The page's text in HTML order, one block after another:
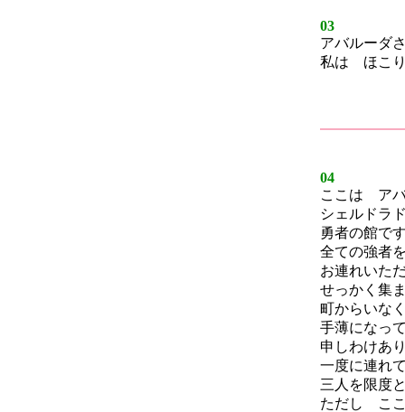
03
アバルーダ
私は ほこ
04
ここは ア
シェルドラ
勇者の館で
全ての強者
お連れいた
せっかく集
町からいな
手薄になっ
申しわけあ
一度に連れ
三人を限度
ただし こ